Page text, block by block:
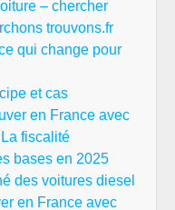
– chercher
trouvons.fr
qui change pour
et cas
en France avec
La fiscalité
bases en 2025
des voitures diesel
en France avec